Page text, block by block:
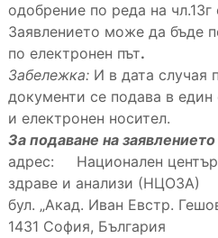
одобрение по реда на
Заявлението може да бъде
по електронен път.
Забележка: И в дата случая
документи се подава в един
и електронен носител.
За подаване на
адрес: Национален
здраве и анализи (НЦОЗА)
бул. „Акад. Иван Евстр.
1431 София, България